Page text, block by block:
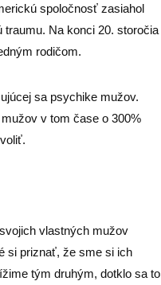
spoločnosť zasiahol
Na konci 20. storočia
rodičom.
sa psychike mužov.
v tom čase o 300%
vlastných mužov
si priznať, že sme si ich
tým druhým, dotklo sa to